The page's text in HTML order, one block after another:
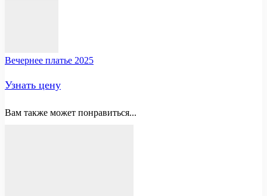
Вечернее платье 2025
Узнать цену
Вам также может понравиться...